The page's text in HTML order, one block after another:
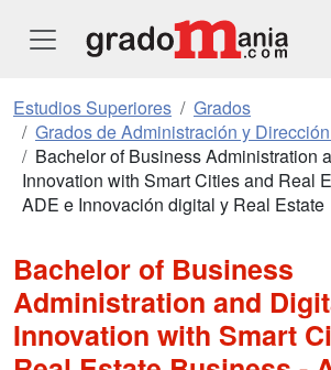
Estudios Superiores
Grados
Grados de Administración y
Bachelor of Business Administration
Innovation with Smart Cities and Real
ADE e Innovación digital y Real Estate
Bachelor of Business
Administration and
Innovation with Smart